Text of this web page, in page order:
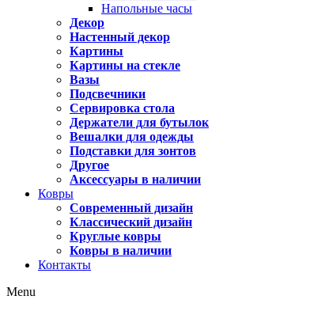
Напольные часы
Декор
Настенный декор
Картины
Картины на стекле
Вазы
Подсвечники
Сервировка стола
Держатели для бутылок
Вешалки для одежды
Подставки для зонтов
Другое
Аксессуары в наличии
Ковры
Современный дизайн
Классический дизайн
Круглые ковры
Ковры в наличии
Контакты
Menu